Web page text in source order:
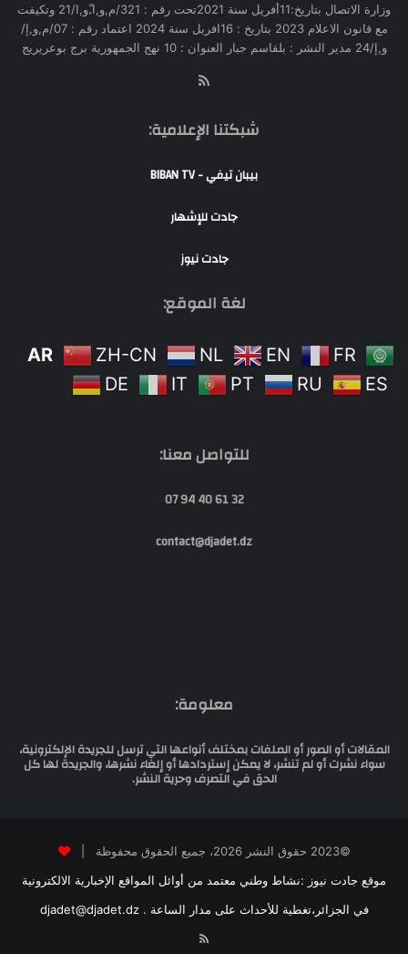
وزارة الاتصال بتاريخ:11أفريل سنة 2021تحت رقم : 321/م,و,ا,ّو,ا/21 وتكيفت
مع قانون الاعلام 2023 بتاريخ : 16افريل سنة 2024 اعتماد رقم : 07/م,و,إ/
و,إ/24 مدير النشر : بلقاسم جبار العنوان : 10 نهج الجمهورية برج بوعريريج
شبكتنا الإعلامية:
بيبان تيفي - BIBAN TV
جادت للإشهار
جادت نيوز
لغة الموقع:
AR ZH-CN NL EN
FR
DE
IT PT RU ES
للتواصل معنا:
32 61 40 94 07
contact@djadet.dz
معلومة:
المقالات أو الصور أو الملفات بمختلف أنواعها التي ترسل للجريدة الإلكترونية،
سواء نشرت أو لم تنشر، لا يمكن إستردادها أو إلغاء نشرها، والجريدة لها كل
الحق في التصرف وحرية النشر.
©2023 حقوق النشر 2026، جميع الحقوق محفوظة |
موقع جادت نيوز :نشاط وطني معتمد من أوائل المواقع الإخبارية الالكترونية
في الجزائر،تغطية للأحداث على مدار الساعة . djadet@djadet.dz
RSS